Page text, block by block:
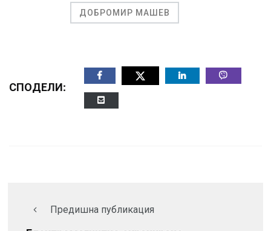
ДОБРОМИР МАШЕВ
СПОДЕЛИ:
Предишна публикация